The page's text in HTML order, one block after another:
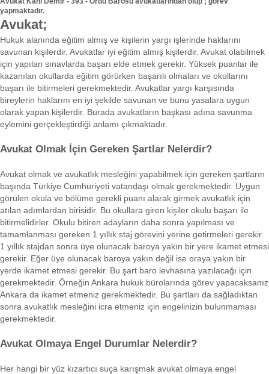
yapmaktadır.
Avukat;
Hukuk alanında eğitim almış ve kişilerin yargı işlerinde haklarını
savunan kişilerdir. Avukatlar iyi eğitim almış kişilerdir. Avukat olabilmek
için yapılan sınavlarda başarı elde etmek gerekir. Yüksek puanlar ile
kazanılan okullarda eğitim görürken başarılı olmaları ve okullarını
başarı ile bitirmeleri gerekmektedir. Avukatlar yargı karşısında
bireylerin haklarını en iyi şekilde savunan ve bunu yasalara uygun
olarak yapan kişilerdir. Burada avukatların başkası adına savunma
eylemini gerçekleştirdiği anlamı çıkmaktadır.
Avukat Olmak İçin Gereken Şartlar Nelerdir?
Avukat olmak ve avukatlık mesleğini yapabilmek için gereken şartların
başında Türkiye Cumhuriyeti vatandaşı olmak gerekmektedir. Uygun
görülen okula ve bölüme gerekli puanı alarak girmek avukatlık için
atılan adımlardan birisidir. Bu okullara giren kişiler okulu başarı ile
bitirmelidirler. Okulu bitiren adayların daha sonra yapılması ve
tamamlanması gereken 1 yıllık staj görevini yerine getirmeleri gerekir.
1 yıllık stajdan sonra üye olunacak baroya yakın bir yere ikamet etmesi
gerekir. Eğer üye olunacak baroya yakın değil ise oraya yakın bir
yerde ikamet etmesi gerekir. Bu şart baro levhasına yazılacağı için
gerekmektedir. Örneğin Ankara hukuk bürolarında görev yapacaksanız
Ankara da ikamet etmeniz gerekmektedir. Bu şartları da sağladıktan
sonra avukatlık mesleğini icra etmeniz için engelinizin bulunmaması
gerekmektedir.
Avukat Olmaya Engel Durumlar Nelerdir?
Her hangi bir yüz kızartıcı suça karışmak avukat olmaya engel